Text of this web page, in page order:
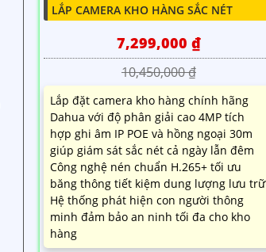
LẮP CAMERA KHO HÀNG SẮC NÉT
7,299,000 ₫
10,450,000 ₫
Lắp đặt camera kho hàng chính hãng
Dahua với độ phân giải cao 4MP tích
hợp ghi âm IP POE và hồng ngoại 30m
giúp giám sát sắc nét cả ngày lẫn đêm
Công nghệ nén chuẩn H.265+ tối ưu
băng thông tiết kiệm dung lượng lưu trữ
Hệ thống phát hiện con người thông
minh đảm bảo an ninh tối đa cho kho
hàng